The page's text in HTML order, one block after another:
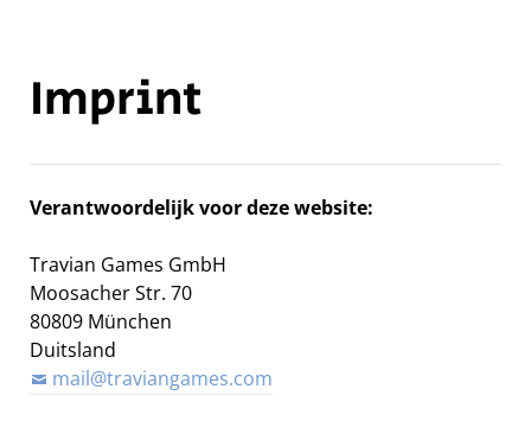
Imprint
Verantwoordelijk voor deze website:
Travian Games GmbH
Moosacher Str. 70
80809 München
Duitsland
mail@traviangames.com